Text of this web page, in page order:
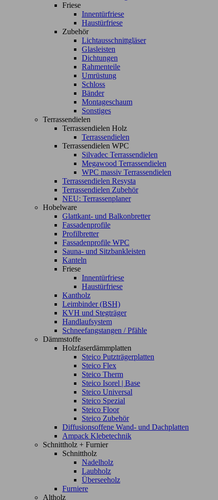
Friese
Innentürfriese
Haustürfriese
Zubehör
Lichtausschnittgläser
Glasleisten
Dichtungen
Rahmenteile
Umrüstung
Schloss
Bänder
Montageschaum
Sonstiges
Terrassendielen
Terrassendielen Holz
Terrassendielen
Terrassendielen WPC
Silvadec Terrassendielen
Megawood Terrassendielen
WPC massiv Terrassendielen
Terrassendielen Resysta
Terrassendielen Zubehör
NEU: Terrassenplaner
Hobelware
Glattkant- und Balkonbretter
Fassadenprofile
Profilbretter
Fassadenprofile WPC
Sauna- und Sitzbankleisten
Kanteln
Friese
Innentürfriese
Haustürfriese
Kantholz
Leimbinder (BSH)
KVH und Stegträger
Handlaufsystem
Schneefangstangen / Pfähle
Dämmstoffe
Holzfaserdämmplatten
Steico Putzträgerplatten
Steico Flex
Steico Therm
Steico Isorel | Base
Steico Universal
Steico Spezial
Steico Floor
Steico Zubehör
Diffusionsoffene Wand- und Dachplatten
Ampack Klebetechnik
Schnittholz + Furnier
Schnittholz
Nadelholz
Laubholz
Überseeholz
Furniere
Altholz